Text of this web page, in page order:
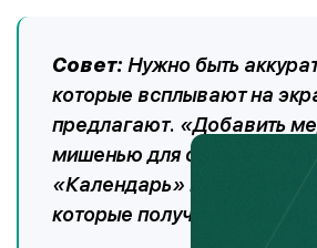
Совет: Нужно быть
которые всплывают на
предлагают. «Добавить
мишенью для спам-
«Календарь» и выключить
которые получили к нему